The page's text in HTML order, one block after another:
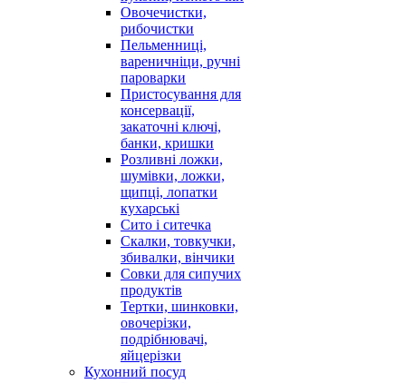
Овочечистки,
рибочистки
Пельменниці,
вареничніци, ручні
пароварки
Пристосування для
консервації,
закаточні ключі,
банки, кришки
Розливні ложки,
шумівки, ложки,
щипці, лопатки
кухарські
Сито і ситечка
Скалки, товкучки,
збивалки, вінчики
Совки для сипучих
продуктів
Тертки, шинковки,
овочерізки,
подрібнювачі,
яйцерізки
Кухонний посуд